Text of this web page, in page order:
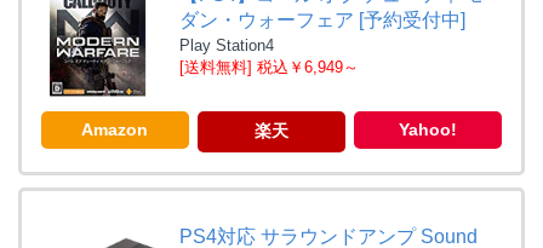
ダン・ウォーフェア [予約受付中]
Play Station4
[送料無料] 税込￥6,949～
Amazon 楽天 Yahoo!
PS4対応 サラウンドアンプ Sound